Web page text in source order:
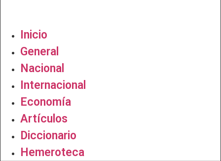
Inicio
General
Nacional
Internacional
Economía
Artículos
Diccionario
Hemeroteca